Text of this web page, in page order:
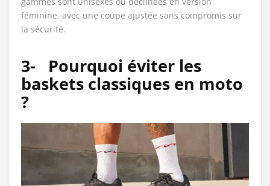
féminine, avec une coupe ajustée sans compromis sur
la sécurité.
3-
Pourquoi éviter les
baskets classiques en moto
?